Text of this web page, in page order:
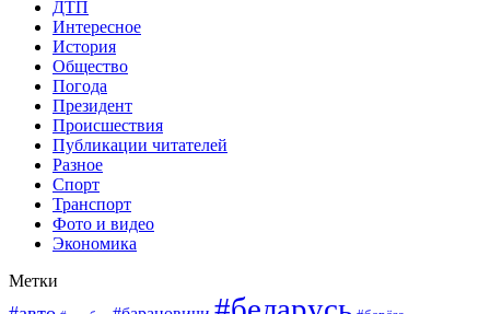
ДТП
Интересное
История
Общество
Погода
Президент
Происшествия
Публикации читателей
Разное
Спорт
Транспорт
Фото и видео
Экономика
Метки